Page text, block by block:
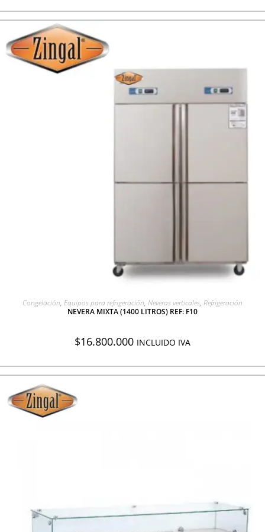
AGREGAR A COTIZACIÓN
Congelación, Equipos para refrigeración, Neveras verticales, Refrigeración
NEVERA MIXTA (1400 LITROS) REF: F10
$16.800.000 INCLUIDO IVA